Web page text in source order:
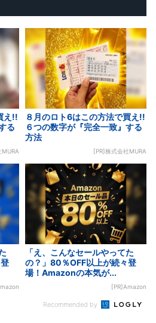
え!!
る
MURA
８月のロト6はこの方法で買え!!
６つの数字が『完全一致』する
方法
[PR]株式会社MURA
「え、こんなセールやってた
の？」80％OFF以上が続々登
場！Amazonの本気が...
[PR]Amazon
Recommended by